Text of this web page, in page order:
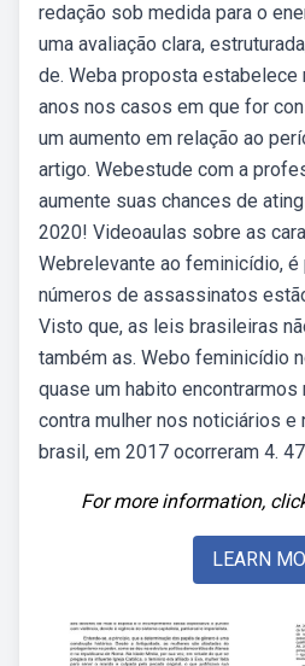
redação sob medida para o
uma avaliação clara,
de. Weba proposta estabelece
anos nos casos em que for
um aumento em relação ao
artigo. Webestude com a
aumente suas chances de
2020! Videoaulas sobre as
Webrelevante ao feminicídio,
números de assassinatos
Visto que, as leis brasileiras
também as. Webo feminicídio
quase um habito
contra mulher nos noticiários e
brasil, em 2017 ocorreram 4.
For more information,
LEARN